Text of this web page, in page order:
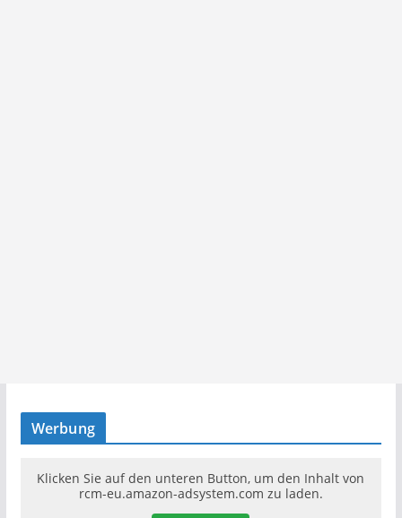
Werbung
Klicken Sie auf den unteren Button, um den Inhalt von
rcm-eu.amazon-adsystem.com zu laden.